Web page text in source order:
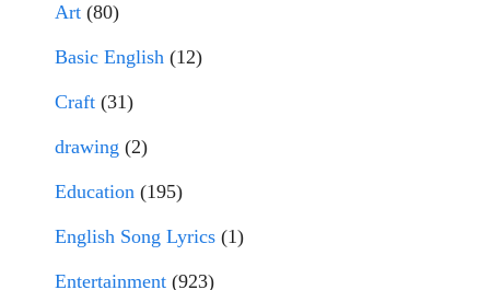
Art (80)
Basic English (12)
Craft (31)
drawing (2)
Education (195)
English Song Lyrics (1)
Entertainment (923)